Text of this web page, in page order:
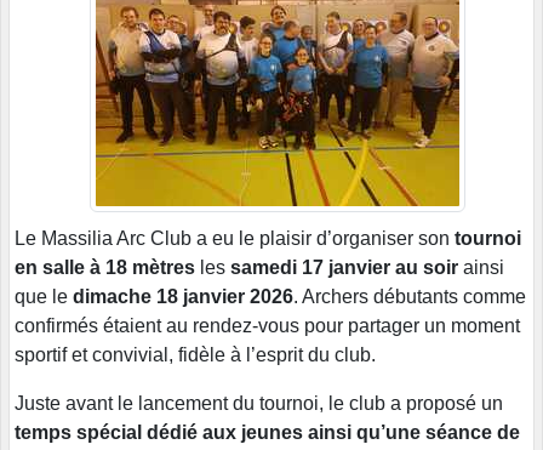
Le Massilia Arc Club a eu le plaisir d’organiser son tournoi
en salle à 18 mètres les samedi 17 janvier au soir ainsi
que le dimache 18 janvier 2026. Archers débutants comme
confirmés étaient au rendez-vous pour partager un moment
sportif et convivial, fidèle à l’esprit du club.
Juste avant le lancement du tournoi, le club a proposé un
temps spécial dédié aux jeunes ainsi qu’une séance de